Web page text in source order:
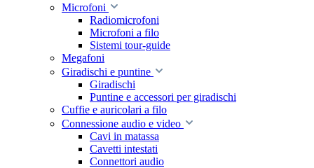
Microfoni
Radiomicrofoni
Microfoni a filo
Sistemi tour-guide
Megafoni
Giradischi e puntine
Giradischi
Puntine e accessori per giradischi
Cuffie e auricolari a filo
Connessione audio e video
Cavi in matassa
Cavetti intestati
Connettori audio